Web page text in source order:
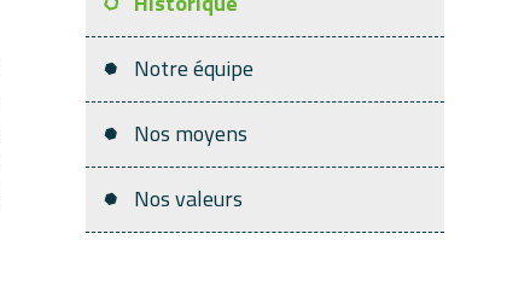
Notre équipe
Nos moyens
Nos valeurs